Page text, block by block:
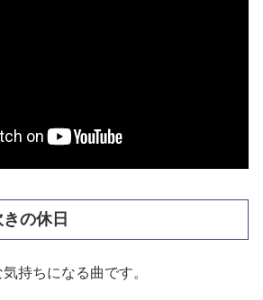
の休日
持ちになる曲です。